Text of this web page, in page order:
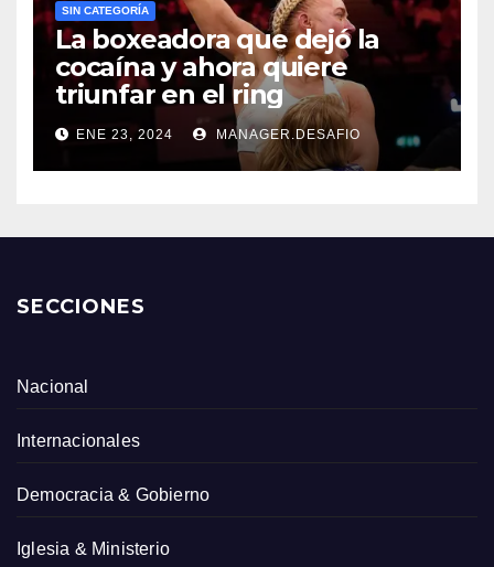
SIN CATEGORÍA
La boxeadora que dejó la
cocaína y ahora quiere
triunfar en el ring​
ENE 23, 2024 MANAGER.DESAFIO
SECCIONES
Nacional
Internacionales
Democracia & Gobierno
Iglesia & Ministerio